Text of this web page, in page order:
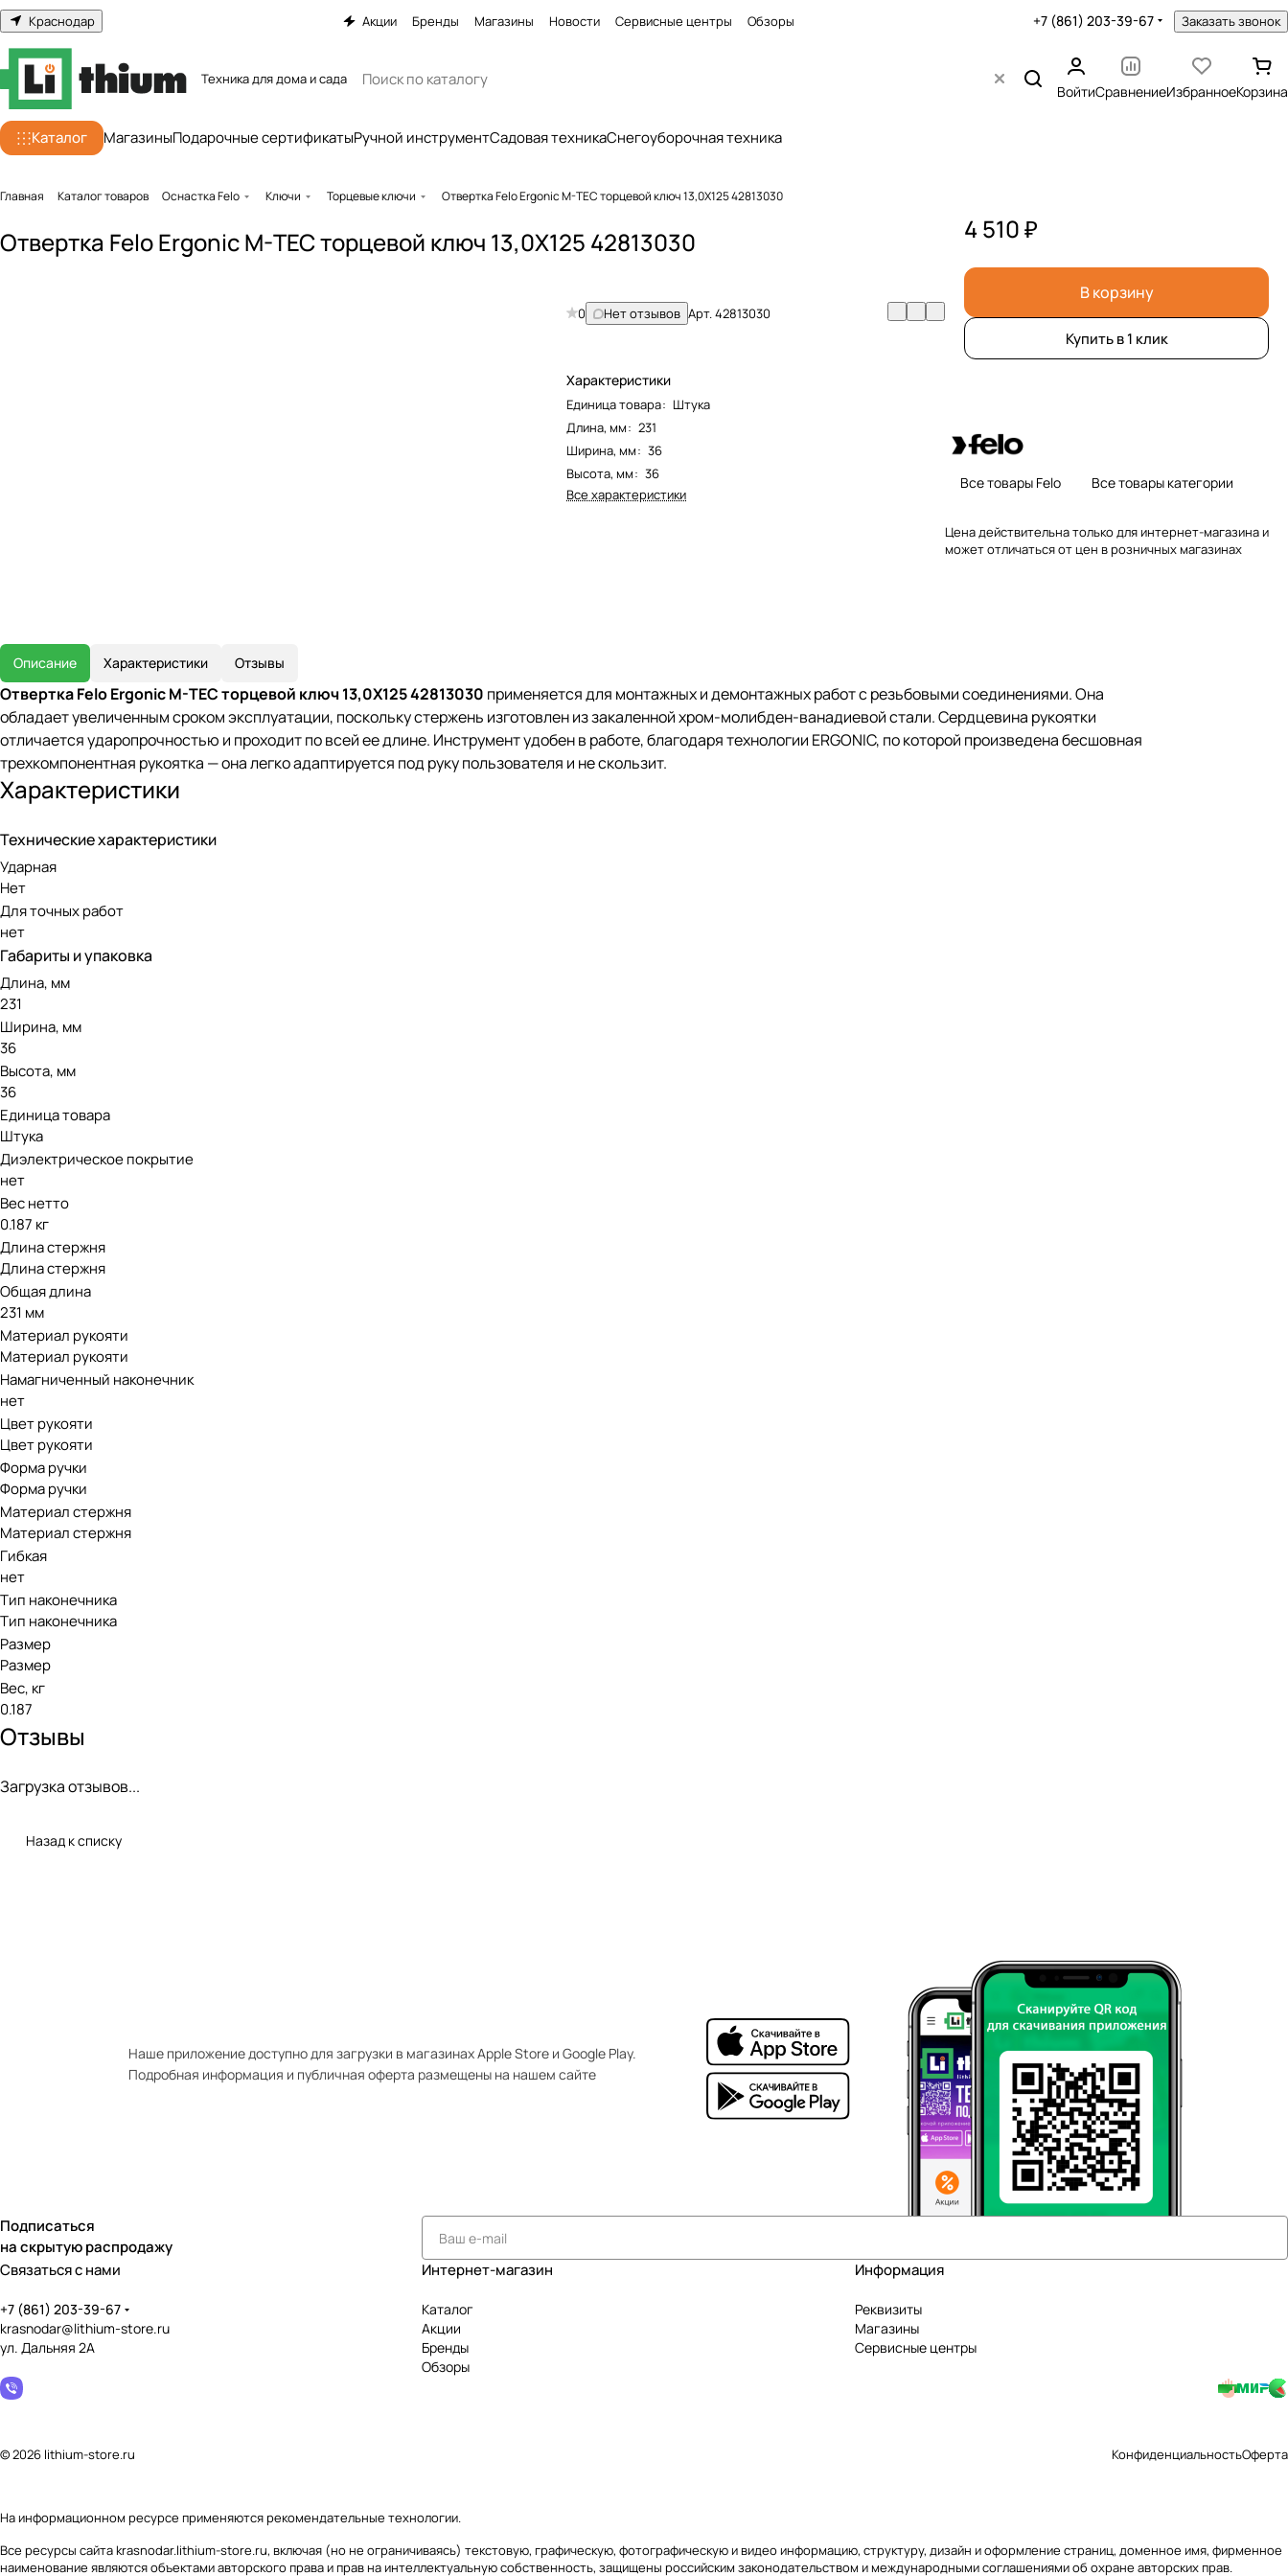
Краснодар Акции Бренды Магазины Новости Сервисные центры Обзоры +7 (861) 203-39-67 Заказать звонок
Техника для дома и сада
ВойтиСравнениеИзбранноеКорзина
Каталог МагазиныПодарочные сертификатыРучной инструментСадовая техникаСнегоуборочная техника
Главная Каталог товаров Оснастка Felo Ключи Торцевые ключи Отвертка Felo Ergonic M-TEC торцевой ключ 13,0X125 42813030
Отвертка Felo Ergonic M-TEC торцевой ключ 13,0X125 42813030
0 Нет отзывов Арт.42813030
Характеристики
Единица товара: Штука
Длина, мм: 231
Ширина, мм: 36
Высота, мм: 36
Все характеристики
4 510 ₽
В корзину
Купить в 1 клик
Все товары Felo Все товары категории
Цена действительна только для интернет-магазина и
может отличаться от цен в розничных магазинах
Описание Характеристики Отзывы
Отвертка Felo Ergonic M-TEC торцевой ключ 13,0X125 42813030 применяется для монтажных и демонтажных работ с резьбовыми соединениями. Она
обладает увеличенным сроком эксплуатации, поскольку стержень изготовлен из закаленной хром-молибден-ванадиевой стали. Сердцевина рукоятки
отличается ударопрочностью и проходит по всей ее длине. Инструмент удобен в работе, благодаря технологии ERGONIC, по которой произведена бесшовная
трехкомпонентная рукоятка — она легко адаптируется под руку пользователя и не скользит.
Характеристики
Технические характеристики
Ударная
Нет
Для точных работ
нет
Габариты и упаковка
Длина, мм
231
Ширина, мм
36
Высота, мм
36
Единица товара
Штука
Диэлектрическое покрытие
нет
Вес нетто
0.187 кг
Длина стержня
Длина стержня
Общая длина
231 мм
Материал рукояти
Материал рукояти
Намагниченный наконечник
нет
Цвет рукояти
Цвет рукояти
Форма ручки
Форма ручки
Материал стержня
Материал стержня
Гибкая
нет
Тип наконечника
Тип наконечника
Размер
Размер
Вес, кг
0.187
Отзывы
Загрузка отзывов...
Назад к списку
Наше приложение доступно для загрузки в магазинах Apple Store и Google Play.
Подробная информация и публичная оферта размещены на нашем сайте
Подписаться
на скрытую распродажу
Связаться с нами
+7 (861) 203-39-67
krasnodar@lithium-store.ru
ул. Дальняя 2А
Интернет-магазин
Каталог
Акции
Бренды
Обзоры
Информация
Реквизиты
Магазины
Сервисные центры
© 2026 lithium-store.ru КонфиденциальностьОферта
На информационном ресурсе применяютсярекомендательные технологии.
Все ресурсы сайта krasnodar.lithium-store.ru, включая (но не ограничиваясь) текстовую, графическую, фотографическую и видео информацию, структуру, дизайн и оформление страниц, доменное имя, фирменное
наименование являются объектами авторского права и прав на интеллектуальную собственность, защищены российским законодательством и международными соглашениями об охране авторских прав.